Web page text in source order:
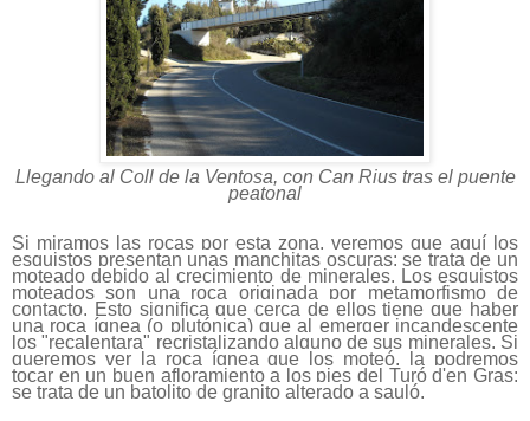
Llegando al Coll de la Ventosa, con Can Rius tras el puente
peatonal
Si miramos las rocas por esta zona, veremos que aquí los
esquistos presentan unas manchitas oscuras: se trata de un
moteado debido al crecimiento de minerales. Los esquistos
moteados son una roca originada por metamorfismo de
contacto. Esto significa que cerca de ellos tiene que haber
una roca ígnea (o plutónica) que al emerger incandescente
los "recalentara" recristalizando alguno de sus minerales. Si
queremos ver la roca ígnea que los moteó, la podremos
tocar en un buen afloramiento a los pies del Turó d'en Gras:
se trata de un batolito de granito alterado a sauló.